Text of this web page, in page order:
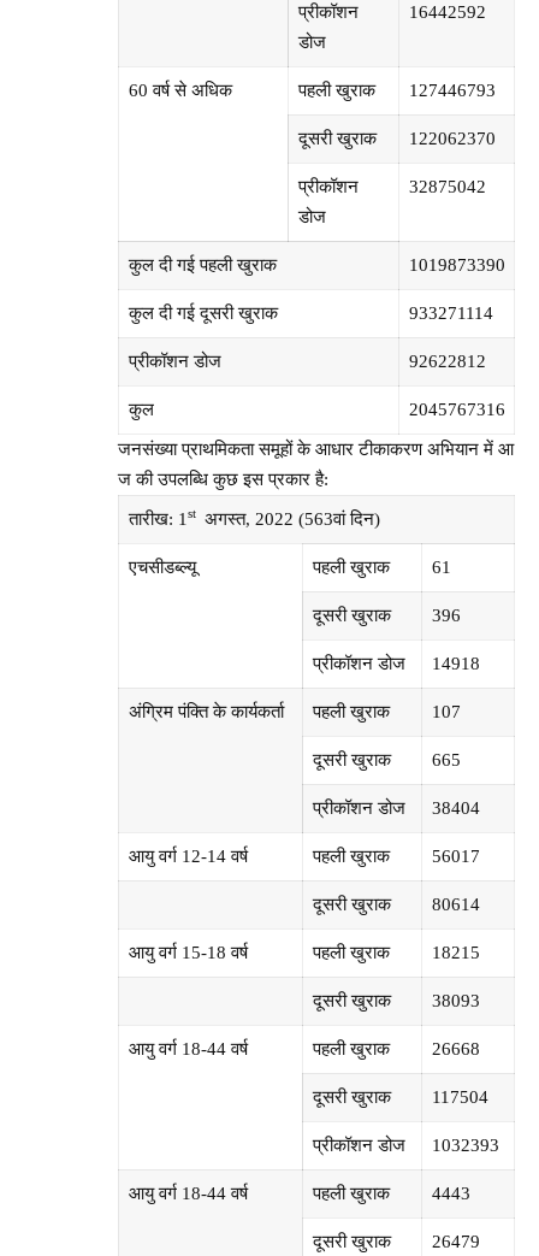
प्रीकॉशन
डोज
16442592
60 वर्ष से अधिक पहली खुराक 127446793
दूसरी खुराक 122062370
प्रीकॉशन
डोज
32875042
कुल दी गई पहली खुराक 1019873390
कुल दी गई दूसरी खुराक 933271114
प्रीकॉशन डोज 92622812
कुल 2045767316
जनसंख्या प्राथमिकता समूहों के आधार टीकाकरण अभियान में आ
ज की उपलब्धि कुछ इस प्रकार है:
तारीख: 1 st अगस्त, 2022 (563वां दिन)
एचसीडब्‍ल्‍यू पहली खुराक 61
दूसरी खुराक 396
प्रीकॉशन डोज 14918
अंग्रिम पंक्ति के कार्यकर्ता पहली खुराक 107
दूसरी खुराक 665
प्रीकॉशन डोज 38404
आयु वर्ग 12-14 वर्ष पहली खुराक 56017
दूसरी खुराक 80614
आयु वर्ग 15-18 वर्ष पहली खुराक 18215
दूसरी खुराक 38093
आयु वर्ग 18-44 वर्ष पहली खुराक 26668
दूसरी खुराक 117504
प्रीकॉशन डोज 1032393
आयु वर्ग 18-44 वर्ष पहली खुराक 4443
दूसरी खुराक 26479